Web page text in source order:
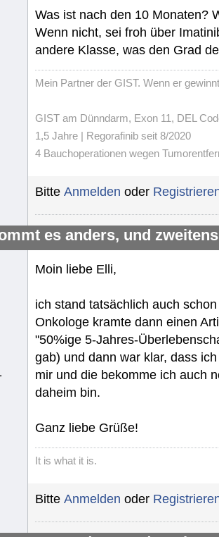
Was ist nach den 10 Monaten?
Wenn nicht, sei froh über
andere Klasse, was den Grad
Mein Partner der GIST. Wenn er
GIST am Dünndarm, Exon 11, DEL
1,5 Jahre | Regorafinib seit 8/2020
4 Bauchoperationen wegen
Bitte Anmelden oder
es anders, und
Moin liebe Elli,
ich stand tatsächlich auch
Onkologe kramte dann einen
"50%ige 5-Jahres-
gab) und dann war klar, dass
mir und die bekomme ich auch
daheim bin.
Ganz liebe Grüße!
It is what it is.
Bitte Anmelden oder